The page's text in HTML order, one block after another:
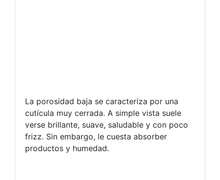
La porosidad baja se caracteriza por una
cutícula muy cerrada. A simple vista suele
verse brillante, suave, saludable y con poco
frizz. Sin embargo, le cuesta absorber
productos y humedad.